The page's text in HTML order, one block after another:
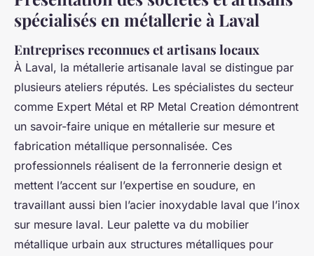
spécialisés en métallerie à Laval
Entreprises reconnues et artisans locaux
À Laval, la métallerie artisanale laval se distingue par
plusieurs ateliers réputés. Les spécialistes du secteur
comme Expert Métal et RP Metal Creation démontrent
un savoir-faire unique en métallerie sur mesure et
fabrication métallique personnalisée. Ces
professionnels réalisent de la ferronnerie design et
mettent l’accent sur l’expertise en soudure, en
travaillant aussi bien l’acier inoxydable laval que l’inox
sur mesure laval. Leur palette va du mobilier
métallique urbain aux structures métalliques pour